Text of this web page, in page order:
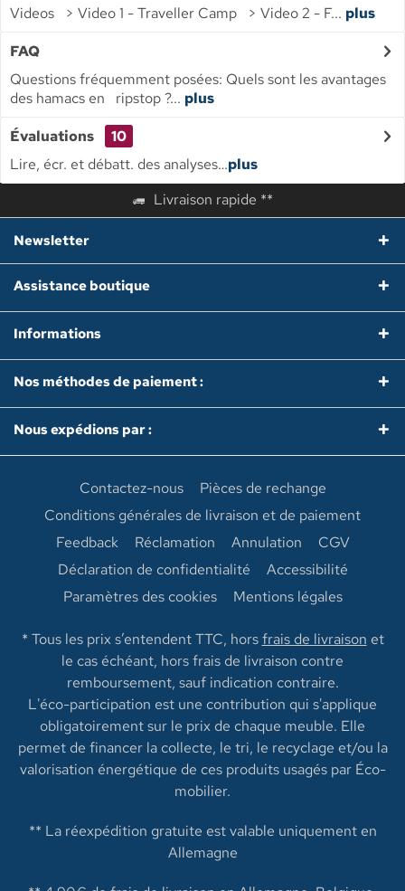
Videos > Video 1 - Traveller Camp > Video 2 - F... plus
FAQ
Questions fréquemment posées: Quels sont les avantages
des hamacs en ripstop ?... plus
Évaluations
10
Lire, écr. et débatt. des analyses…plus
Livraison rapide **
Newsletter
Assistance boutique
Informations
Nos méthodes de paiement :
Nous expédions par :
Contactez-nous
Pièces de rechange
Conditions générales de livraison et de paiement
Feedback
Réclamation Annulation
CGV
Déclaration de confidentialité
Accessibilité
Paramètres des cookies
Mentions légales
* Tous les prix s’entendent TTC, horsfrais de livraison et
le cas échéant, hors frais de livraison contre
remboursement, sauf indication contraire.
L'éco-participation est une contribution qui s'applique
obligatoirement sur le prix de chaque meuble. Elle
permet de financer la collecte, le tri, le recyclage et/ou la
valorisation énergétique de ces produits usagés par Éco-
mobilier.
** La réexpédition gratuite est valable uniquement en
Allemagne